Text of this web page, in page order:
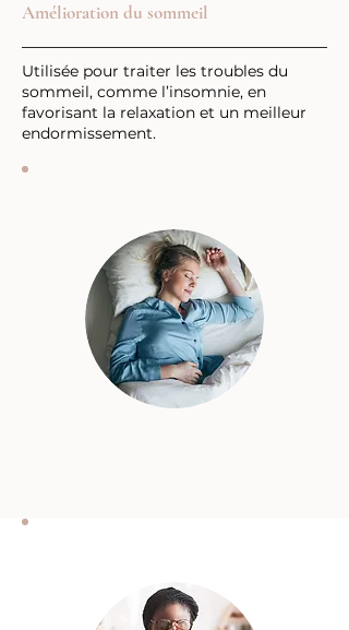
Amélioration du sommeil
Utilisée pour traiter les troubles du
sommeil, comme l’insomnie, en
favorisant la relaxation et un meilleur
endormissement.